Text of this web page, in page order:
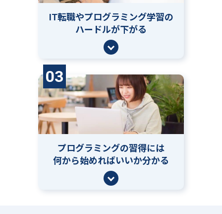
IT転職やプログラミング学習の
ハードルが下がる
03
プログラミングの習得には
何から始めればいいか分かる